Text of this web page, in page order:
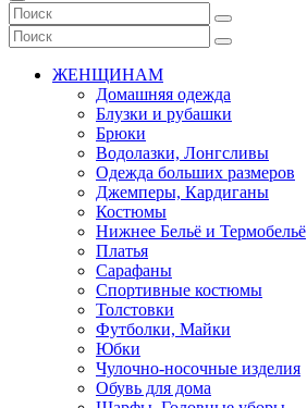
ЖЕНЩИНАМ
Домашняя одежда
Блузки и рубашки
Брюки
Водолазки, Лонгсливы
Одежда больших размеров
Джемперы, Кардиганы
Костюмы
Нижнее Бельё и Термобельё
Платья
Сарафаны
Спортивные костюмы
Толстовки
Футболки, Майки
Юбки
Чулочно-носочные изделия
Обувь для дома